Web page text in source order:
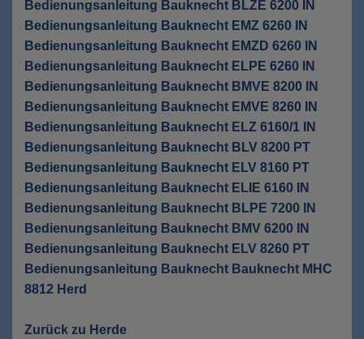
Bedienungsanleitung Bauknecht BLZE 6200 IN
Bedienungsanleitung Bauknecht EMZ 6260 IN
Bedienungsanleitung Bauknecht EMZD 6260 IN
Bedienungsanleitung Bauknecht ELPE 6260 IN
Bedienungsanleitung Bauknecht BMVE 8200 IN
Bedienungsanleitung Bauknecht EMVE 8260 IN
Bedienungsanleitung Bauknecht ELZ 6160/1 IN
Bedienungsanleitung Bauknecht BLV 8200 PT
Bedienungsanleitung Bauknecht ELV 8160 PT
Bedienungsanleitung Bauknecht ELIE 6160 IN
Bedienungsanleitung Bauknecht BLPE 7200 IN
Bedienungsanleitung Bauknecht BMV 6200 IN
Bedienungsanleitung Bauknecht ELV 8260 PT
Bedienungsanleitung Bauknecht Bauknecht MHC
8812 Herd
Zurück zu Herde